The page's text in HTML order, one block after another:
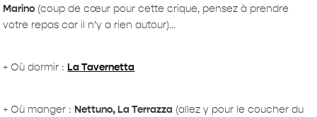
Marino (coup de cœur pour cette crique, pensez à prendre
votre repas car il n’y a rien autour)…
+ Où dormir : La Tavernetta
+ Où manger : Nettuno, La Terrazza (allez y pour le coucher du